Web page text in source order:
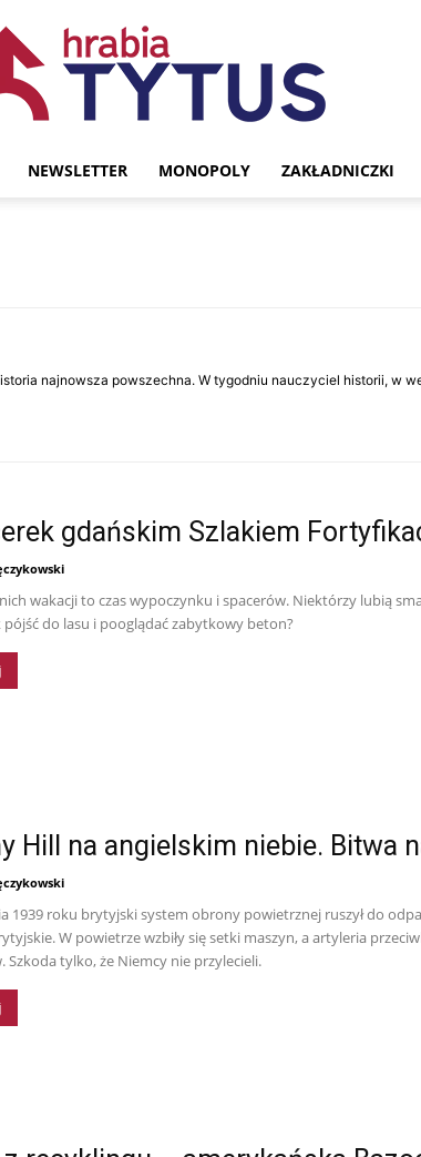
Tytus
NEWSLETTER MONOPOLY ZAKŁADNICZKI
najnowsza powszechna. W tygodniu nauczyciel historii, w
gdańskim Szlakiem
wakacji to czas wypoczynku i spacerów. Niektórzy lubią
pójść do lasu i pooglądać zabytkowy beton?
Hill na angielskim niebie. Bitwa
1939 roku brytyjski system obrony powietrznej ruszył do
W powietrze wzbiły się setki maszyn, a artyleria
Szkoda tylko, że Niemcy nie przylecieli.